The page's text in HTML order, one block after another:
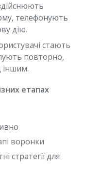
телефонують
дію.
стають
повторно,
етапах
воронки
стратегії для